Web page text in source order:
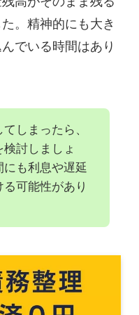
。精神的にも大き
でいる時間はあり
しまったら、
討しましょ
にも利息や遅延
可能性があり